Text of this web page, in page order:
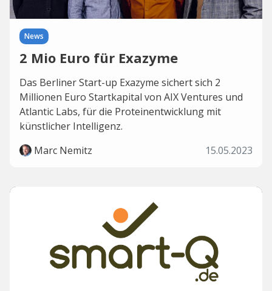
News
2 Mio Euro für Exazyme
Das Berliner Start-up Exazyme sichert sich 2
Millionen Euro Startkapital von AIX Ventures und
Atlantic Labs, für die Proteinentwicklung mit
künstlicher Intelligenz.
Marc Nemitz
15.05.2023